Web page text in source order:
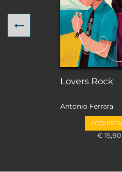
Lovers Rock
Antonio Ferrara
ACQUISTA
€ 15,90
Previous